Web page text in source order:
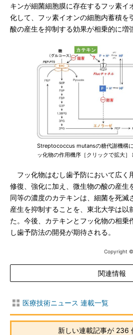
キンが細菌細胞膜に存在するフッ素イ
化して、フッ素イオンの細胞内蓄積を
酸の産生を抑制する効果が相乗的に増
Streptococcus mutansの糖代謝機構
ッ化物の作用機序［クリックで拡大］
フッ化物はむし歯予防において広く
修復、強化に加え、微生物の酸の産生
同等の濃度のカテキンは、細菌を死滅
産生を抑制することを、東北大学は以
た。今後、カテキンとフッ化物の相乗
し歯予防法の開発が期待される。
Copyright ©
関連情報
医療技術ニュース 連載一覧
新しい連載記事が 236